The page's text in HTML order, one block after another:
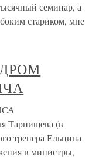
семинар, а
стариком, мне
(в
тренера Ельцина
в министры,